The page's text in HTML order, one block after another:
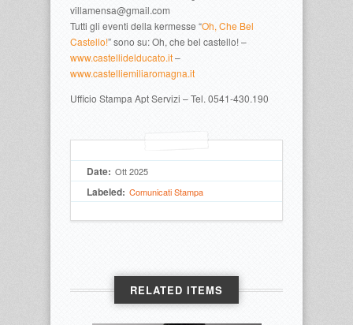
villamensa@gmail.com
Tutti gli eventi della kermesse “Oh, Che Bel
Castello!” sono su: Oh, che bel castello! –
www.castellidelducato.it–
www.castelliemiliaromagna.it
Ufficio Stampa Apt Servizi – Tel. 0541-430.190
Date: Ott 2025
Labeled: Comunicati Stampa
RELATED ITEMS